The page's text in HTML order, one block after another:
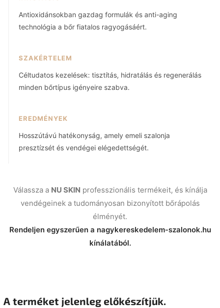
Antioxidánsokban gazdag formulák és anti-aging
technológia a bőr fiatalos ragyogásáért.
SZAKÉRTELEM
Céltudatos kezelések: tisztítás, hidratálás és regenerálás
minden bőrtípus igényeire szabva.
EREDMÉNYEK
Hosszútávú hatékonyság, amely emeli szalonja
presztízsét és vendégei elégedettségét.
Válassza a NU SKIN professzionális termékeit, és kínálja
vendégeinek a tudományosan bizonyított bőrápolás
élményét.
Rendeljen egyszerűen a nagykereskedelem-szalonok.hu
kínálatából.
A terméket jelenleg előkészítjük.